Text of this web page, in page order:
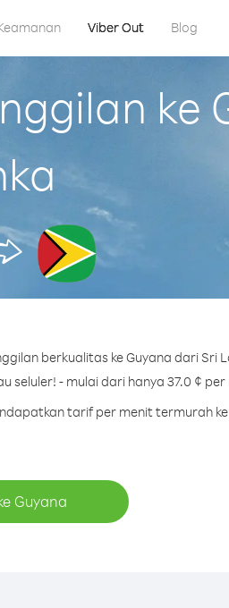
Viber Out Blog
ke
berkualitas ke Guyana dari Sri
seluler! - mulai dari hanya 37.0 ¢ per
tarif per menit termurah ke
Guyana